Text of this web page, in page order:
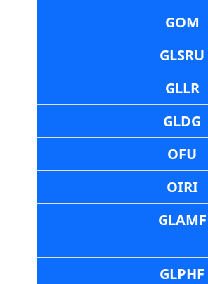
GOM
GLSRU
GLLR
GLDG
OFU
OIRI
GLAMF
GLPHF